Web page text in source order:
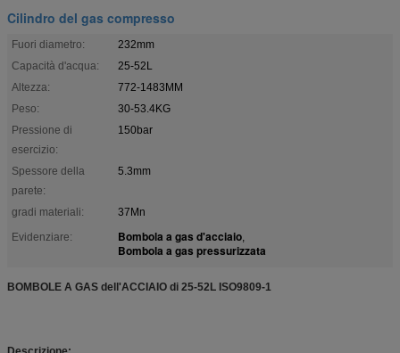
Cilindro del gas compresso
Fuori diametro:
232mm
Capacità d'acqua:
25-52L
Altezza:
772-1483MM
Peso:
30-53.4KG
Pressione di
esercizio:
150bar
Spessore della
parete:
5.3mm
gradi materiali:
37Mn
Evidenziare:
Bombola a gas d'acciaio,
Bombola a gas pressurizzata
BOMBOLE A GAS dell'ACCIAIO di 25-52L ISO9809-1